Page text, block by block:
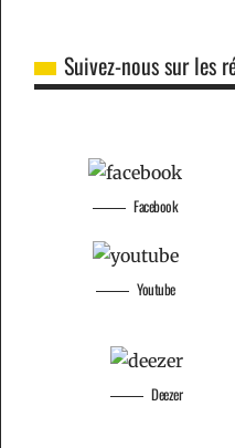
17 juillet 2026
Suivez-nous sur les
Facebook
Youtube
Deezer